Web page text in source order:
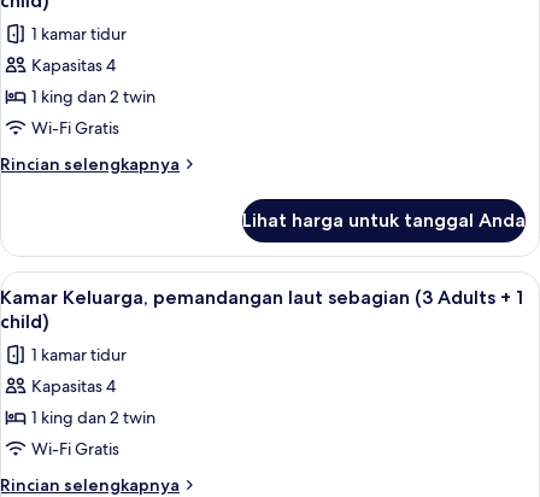
Child)
foto
untuk
Kamar
Keluarga,
pemandangan
laut
Adults
+
1
child)
1 kamar tidur
Kapasitas 4
1 king dan 2 twin
Wi-Fi Gratis
Rincian selengkapnya
Rincian
Kamar
Keluarga,
pemandangan
laut
sebagian
(2
Adults
child)
Lihat harga untuk tanggal Anda
Lihat
semua
foto
untuk
Kamar
Keluarga,
pemandangan
laut
Minibar, brankas, meja kerja, dan
4
Kamar Keluarga, pemandangan laut sebagian (3 Adults + 1
child)
1 kamar tidur
Kapasitas 4
1 king dan 2 twin
Wi-Fi Gratis
Rincian selengkapnya
Rincian